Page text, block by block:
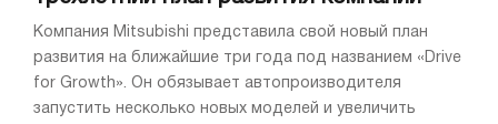
Компания Mitsubishi представила свой новый план
развития на ближайшие три года под названием «Drive
for Growth». Он обязывает автопроизводителя
запустить несколько новых моделей и увеличить